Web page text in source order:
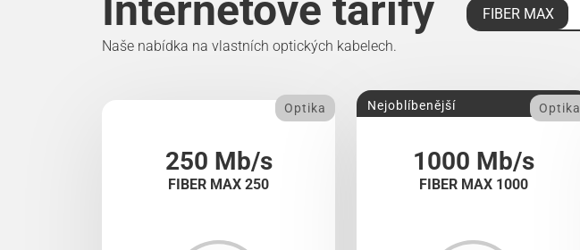
Internetové tarify FIBER MAX
Naše nabídka na vlastních optických kabelech.
250 Mb/s
FIBER MAX 250
Optika
1000 Mb/s
FIBER MAX 1000
Nejoblíbenější Optika